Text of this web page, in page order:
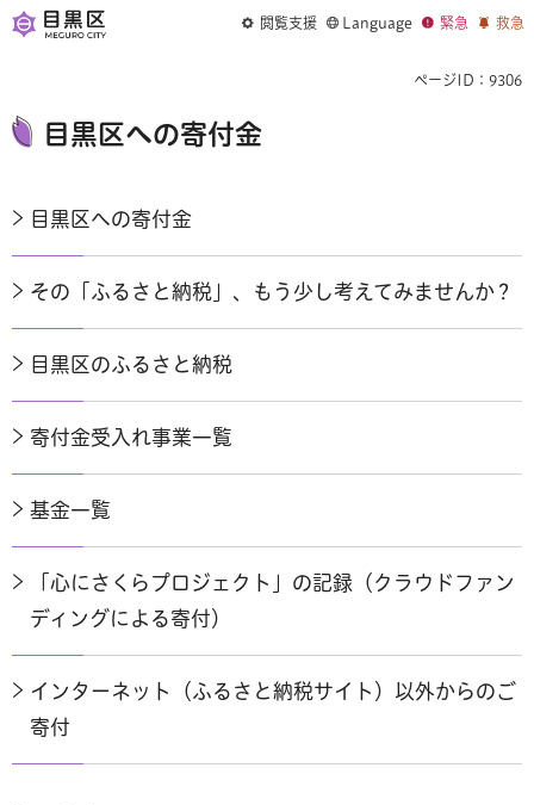
閲覧支援 Language 緊急 救急
ページID：9306
目黒区への寄付金
目黒区への寄付金
その「ふるさと納税」、もう少し考えてみませんか？
目黒区のふるさと納税
寄付金受入れ事業一覧
基金一覧
「心にさくらプロジェクト」の記録（クラウドファン
ディングによる寄付）
インターネット（ふるさと納税サイト）以外からのご
寄付